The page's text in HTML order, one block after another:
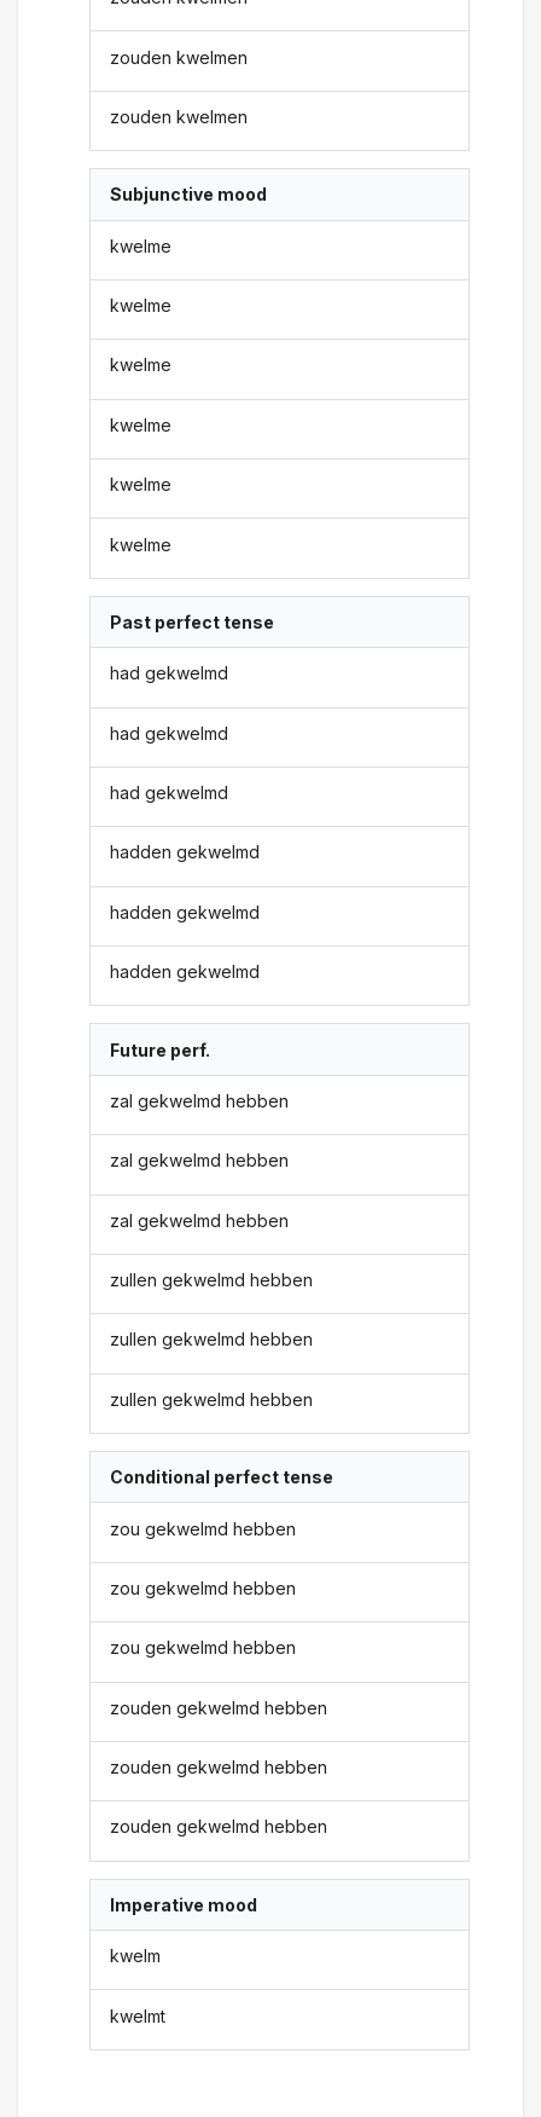
zouden kwelmen
zouden kwelmen
Subjunctive mood
kwelme
kwelme
kwelme
kwelme
kwelme
kwelme
Past perfect tense
had gekwelmd
had gekwelmd
had gekwelmd
hadden gekwelmd
hadden gekwelmd
hadden gekwelmd
Future perf.
zal gekwelmd hebben
zal gekwelmd hebben
zal gekwelmd hebben
zullen gekwelmd hebben
zullen gekwelmd hebben
zullen gekwelmd hebben
Conditional perfect tense
zou gekwelmd hebben
zou gekwelmd hebben
zou gekwelmd hebben
zouden gekwelmd hebben
zouden gekwelmd hebben
zouden gekwelmd hebben
Imperative mood
kwelm
kwelmt